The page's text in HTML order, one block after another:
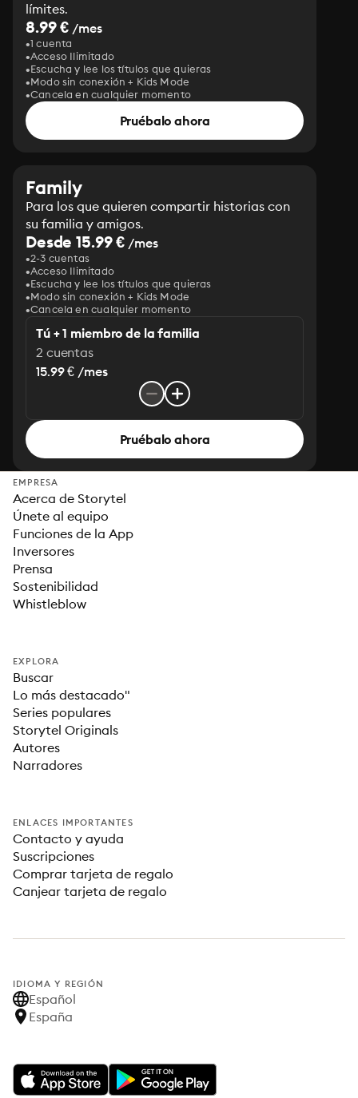
límites.
8.99 € /mes
1 cuenta
Acceso Ilimitado
Escucha y lee los títulos que quieras
Modo sin conexión + Kids Mode
Cancela en cualquier momento
Pruébalo ahora
Family
Para los que quieren compartir historias con
su familia y amigos.
Desde 15.99 € /mes
2-3 cuentas
Acceso Ilimitado
Escucha y lee los títulos que quieras
Modo sin conexión + Kids Mode
Cancela en cualquier momento
Tú + 1 miembro de la familia
2 cuentas
15.99 € /mes
Pruébalo ahora
EMPRESA
Acerca de Storytel
Únete al equipo
Funciones de la App
Inversores
Prensa
Sostenibilidad
Whistleblow
EXPLORA
Buscar
Lo más destacado"
Series populares
Storytel Originals
Autores
Narradores
ENLACES IMPORTANTES
Contacto y ayuda
Suscripciones
Comprar tarjeta de regalo
Canjear tarjeta de regalo
IDIOMA Y REGIÓN
Español
España